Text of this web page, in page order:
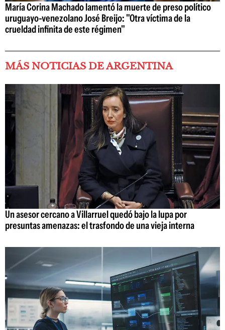
María Corina Machado lamentó la muerte de preso político
uruguayo-venezolano José Breijo: "Otra víctima de la
crueldad infinita de este régimen"
MÁS NOTICIAS DE ARGENTINA
Un asesor cercano a Villarruel quedó bajo la lupa por
presuntas amenazas: el trasfondo de una vieja interna